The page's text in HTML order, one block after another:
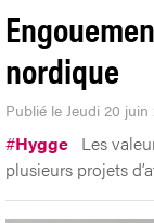
nordique
Publié le Jeudi 20 juin
#Hygge Les
plusieurs projets